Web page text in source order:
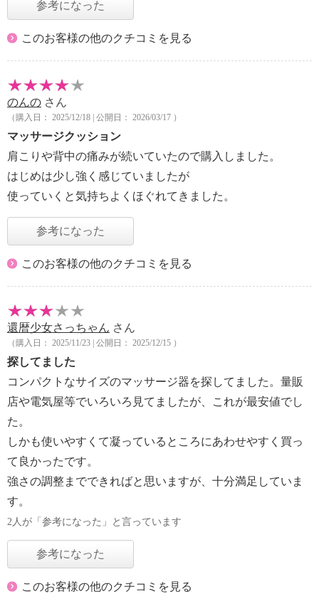
参考になった
このお客様の他のクチコミを見る
のんの さん
（購入日： 2025/12/18 | 公開日： 2026/03/17 ）
マッサージクッション
肩こりや背中の痛みが続いていたので購入しました。
はじめは少し強く感じていましたが
使っていくと気持ちよくほぐれてきました。
参考になった
このお客様の他のクチコミを見る
還暦少女さっちゃん さん
（購入日： 2025/11/23 | 公開日： 2025/12/15 ）
探してました
コンパクトなサイズのマッサージ器を探してました。量販
店や電気屋等でいろいろ見てましたが、これが最安値でし
た。
しかも使いやすくて凝っているところにあわせやすく買っ
て良かったです。
強さの調整までできればと思いますが、十分満足していま
す。
2人が「参考になった」と言っています
参考になった
このお客様の他のクチコミを見る